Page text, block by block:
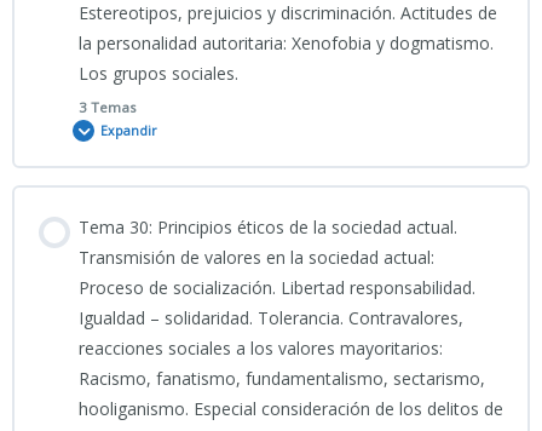
TEST 5_TEMA 26 CNP
TEST 6_TEMA 26 CNP
TEST 7_TEMA 26 CNP
TEST 8_TEMA 26 CNP
BTEST 27 CNP
TEST 1_TEMA 27 CNP
TEST 2_TEMA 27 CNP
TEST 3_TEMA 27 CNP
TEST 4_TEMA 27 CNP
26_05_2026_Clase grabada Tema 28 CNP
PRESENTACIÓN TEMA 28 CNP
INFOTEMA 28 CNP
Estereotipos, prejuicios y discriminación. Actitudes de
la personalidad autoritaria: Xenofobia y dogmatismo.
Los grupos sociales.
3 Temas
Expandir
0% COMPLETADO 0/3 Pasos
Clase grabada Tema 29 CNP_27_05_2026
PRESENTACIÓN_TEMA 29
Tema 30: Principios éticos de la sociedad actual.
Transmisión de valores en la sociedad actual:
Proceso de socialización. Libertad responsabilidad.
Igualdad – solidaridad. Tolerancia. Contravalores,
reacciones sociales a los valores mayoritarios:
Racismo, fanatismo, fundamentalismo, sectarismo,
hooliganismo. Especial consideración de los delitos de